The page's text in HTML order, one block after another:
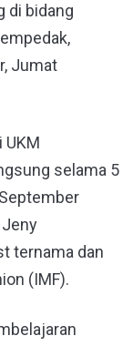
di bidang
Jumat
UKM
selama 5
Jeny
ternama dan
(IMF).